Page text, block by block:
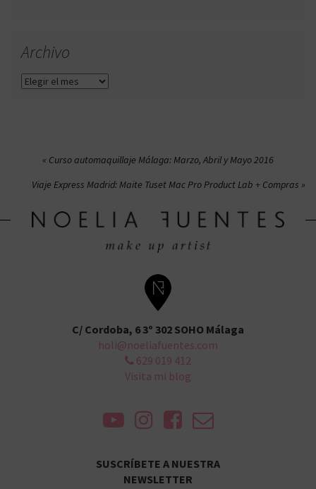
Archivo
Archivo
Navegación
entradas
Curso automaquillaje Málaga: Marzo, Abril y Mayo 2016
Viaje Express Madrid: Maite Tuset Mac Pro Product Lab + Compras
C/ Cordoba, 6 3º 302 SOHO Málaga
holi@noeliafuentes.com
629 019 412
Visita mi blog
SUSCRÍBETE A NUESTRA
NEWSLETTER